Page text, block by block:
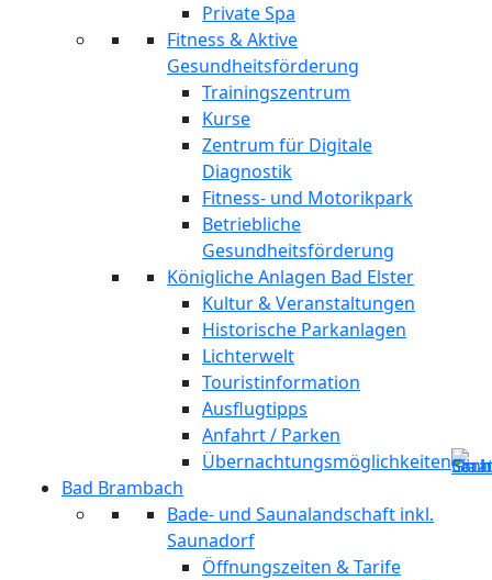
Private Spa
Fitness & Aktive
Gesundheitsförderung
Trainingszentrum
Kurse
Zentrum für Digitale
Diagnostik
Fitness- und Motorikpark
Betriebliche
Gesundheitsförderung
Königliche Anlagen Bad Elster
Kultur & Veranstaltungen
Historische Parkanlagen
Lichterwelt
Touristinformation
Ausflugtipps
Anfahrt / Parken
Übernachtungsmöglichkeiten
Bad Brambach
Bade- und Saunalandschaft inkl.
Saunadorf
Öffnungszeiten & Tarife